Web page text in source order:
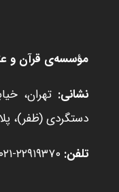
مؤسسه‌ی قرآن و
نشانی: تهران،
دستگردی (ظفر)، پلاک
تلفن: